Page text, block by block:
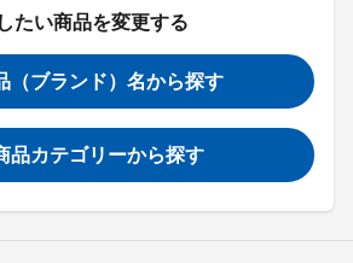
たい商品を変更する
（ブランド）名から探す
品カテゴリーから探す